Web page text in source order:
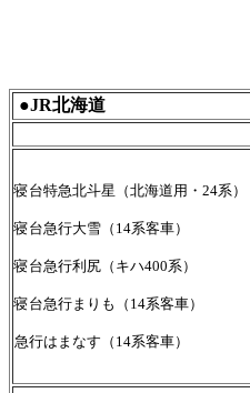
●JR北海道
寝台特急北斗星（北海道用・24系）
寝台急行大雪（14系客車）
寝台急行利尻（キハ400系）
寝台急行まりも（14系客車）
急行はまなす（14系客車）